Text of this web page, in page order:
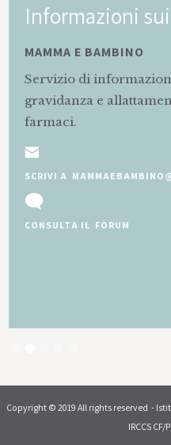
Informazioni
MAMMA E BAMBINO
Servizio di
gravidanza e
farmaci.
SCRIVI A
CONSULTA IL FORUM
Copyright © 2019 All rights reserved -
IRCCS CF/